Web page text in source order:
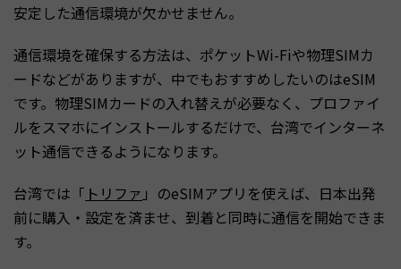
安定した通信環境が欠かせません。
通信環境を確保する方法は、ポケットWi-Fiや物理SIMカ
ードなどがありますが、中でもおすすめしたいのはeSIM
です。物理SIMカードの入れ替えが必要なく、プロファイ
ルをスマホにインストールするだけで、台湾でインターネ
ット通信できるようになります。
台湾では「 トリファ 」のeSIMアプリを使えば、日本出発
前に購入・設定を済ませ、到着と同時に通信を開始できま
す。